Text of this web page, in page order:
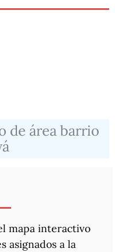
de área barrio
mapa interactivo
asignados a la